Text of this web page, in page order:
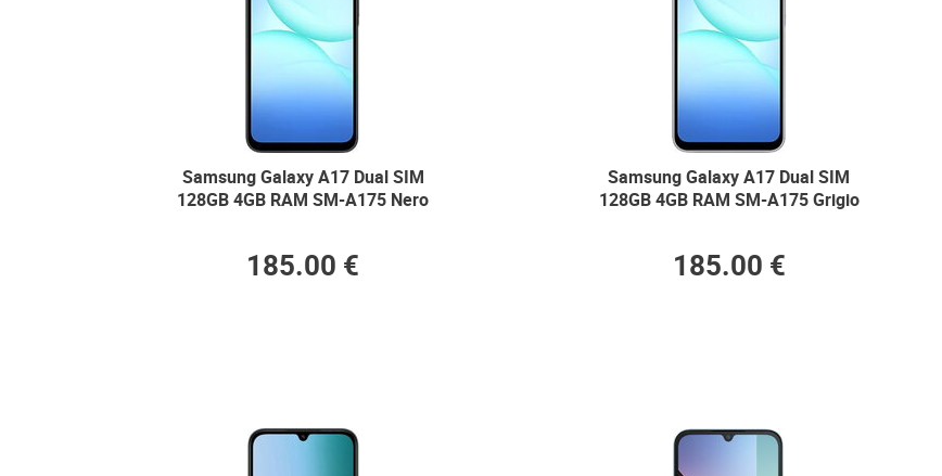
Samsung Galaxy A17 Dual SIM
128GB 4GB RAM SM-A175 Nero
185.00 €
Samsung Galaxy A17 Dual SIM
128GB 4GB RAM SM-A175 Grigio
185.00 €